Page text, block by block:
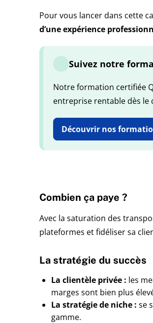
Pour vous lancer dans cette
d’une expérience
Suivez notre
Notre formation certifiée
entreprise rentable dès le
Découvrir nos
Combien ça paye ?
Avec la saturation des
plateformes et fidéliser sa
La stratégie du succès
La clientèle privée : les
marges sont bien plus
La stratégie de niche : se
gamme.